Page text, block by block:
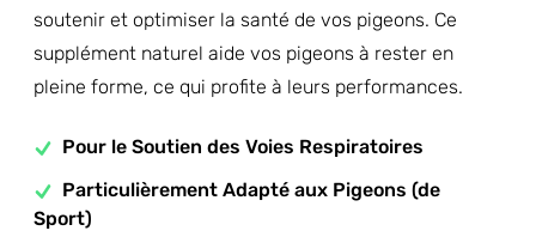
soutenir et optimiser la santé de vos pigeons. Ce
supplément naturel aide vos pigeons à rester en
pleine forme, ce qui profite à leurs performances.
Pour le Soutien des Voies Respiratoires
Particulièrement Adapté aux Pigeons (de
Sport)